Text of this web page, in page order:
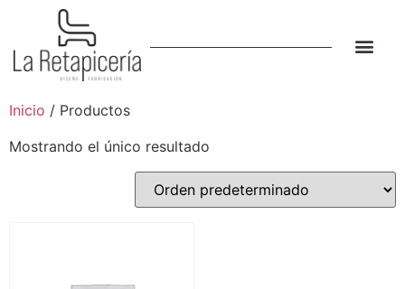
Inicio / Productos
Mostrando el único resultado